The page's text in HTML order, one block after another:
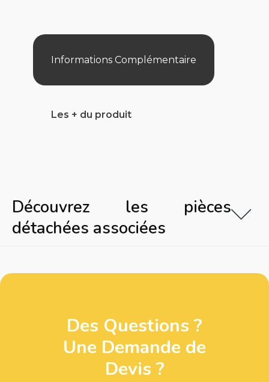
Kw
Tri
Informations Complémentaire
Les + du produit
Découvrez les pièces
détachées associées
Des Questions ?
Une Demande de
Devis ?